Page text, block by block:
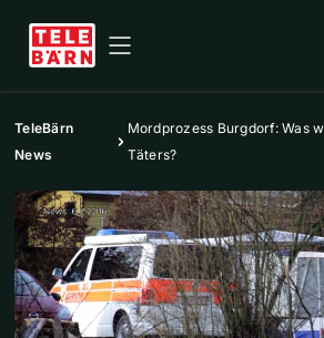
TeleBärn
News
Mordprozess Burgdorf: Was
Täters?